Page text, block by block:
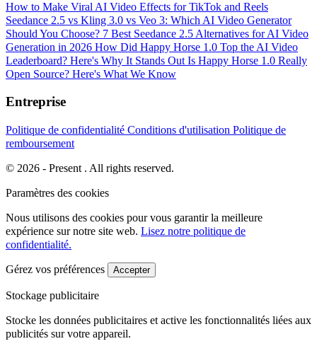
How to Make Viral AI Video Effects for TikTok and Reels
Seedance 2.5 vs Kling 3.0 vs Veo 3: Which AI Video Generator
Should You Choose? 7 Best Seedance 2.5 Alternatives for AI Video
Generation in 2026 How Did Happy Horse 1.0 Top the AI Video
Leaderboard? Here's Why It Stands OutIs Happy Horse 1.0 Really
Open Source? Here's What We Know
Entreprise
Politique de confidentialité Conditions d'utilisation Politique de
remboursement
© 2026 - Present . All rights reserved.
Paramètres des cookies
Nous utilisons des cookies pour vous garantir la meilleure
expérience sur notre site web. Lisez notre politique de
confidentialité.
Gérez vos préférences Accepter
Stockage publicitaire
Stocke les données publicitaires et active les fonctionnalités liées aux
publicités sur votre appareil.